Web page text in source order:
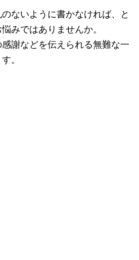
ないように書かなければ、と
みではありませんか。
謝などを伝えられる無難な一
。